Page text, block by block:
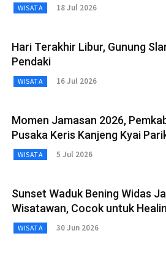
WISATA 18 Jul 2026
Hari Terakhir Libur, Gunung
Pendaki
WISATA 16 Jul 2026
Momen Jamasan 2026,
Pusaka Keris Kanjeng Kyai
WISATA 5 Jul 2026
Sunset Waduk Bening Widas
Wisatawan, Cocok untuk
WISATA 30 Jun 2026